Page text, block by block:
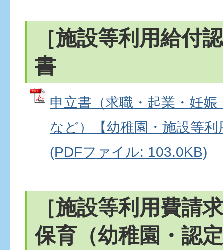
［施設等利用給付
書
申立書（求職・起業・妊娠
など）【幼稚園・施設等利
(PDFファイル: 103.0KB)
［施設等利用費請
保育（幼稚園・認